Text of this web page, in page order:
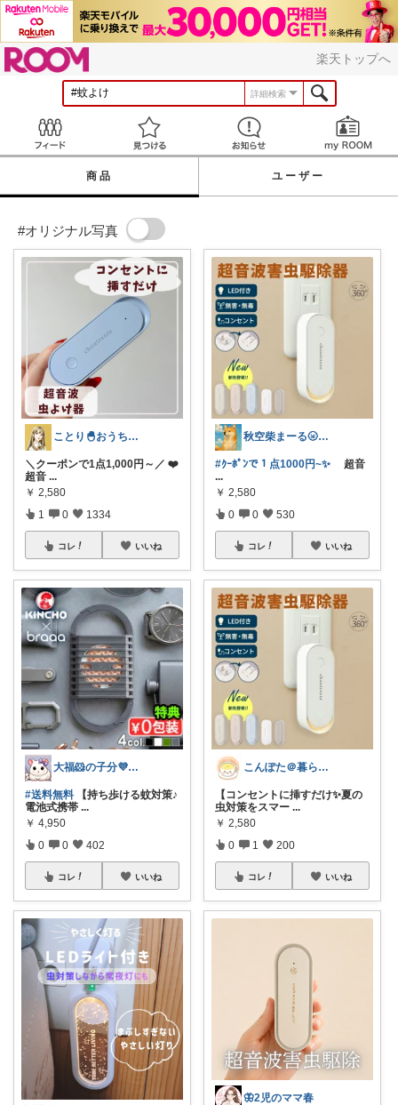
楽天トップへ
詳細検索
見つける お知らせ
商品 ユーザー
#オリジナル写真
ことり🐣おうち時間快適＆UV対策
＼クーポンで1点1,000円～／ ❤️
超音 ...
￥ 2,580
1 0 1334
コレ いいね
大福🐹の子分💜ありがとうございます
#送料無料 【持ち歩ける蚊対策♪
電池式携帯 ...
￥ 4,950
0 0 402
コレ いいね
秋空柴まーる🌝優しい暮らしアイテム🐾
#ｸｰﾎﾟﾝで１点1000円~✨ 超音
...
￥ 2,580
0 0 530
コレ いいね
こんぽた＠暮らしに役立つ
【コンセントに挿すだけ✨夏の
虫対策をスマー ...
￥ 2,580
0 1 200
コレ いいね
🦋2児のママ春